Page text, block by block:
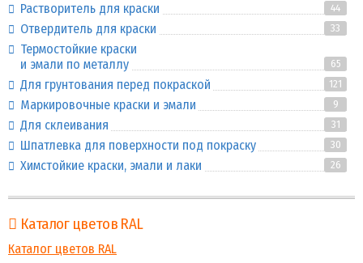
Растворитель для краски 44
Отвердитель для краски 33
Термостойкие краски
и эмали по металлу
65
Для грунтования перед покраской 121
Маркировочные краски и эмали 9
Для склеивания 31
Шпатлевка для поверхности под покраску 30
Химстойкие краски, эмали и лаки 26
Каталог цветов RAL
Каталог цветов RAL